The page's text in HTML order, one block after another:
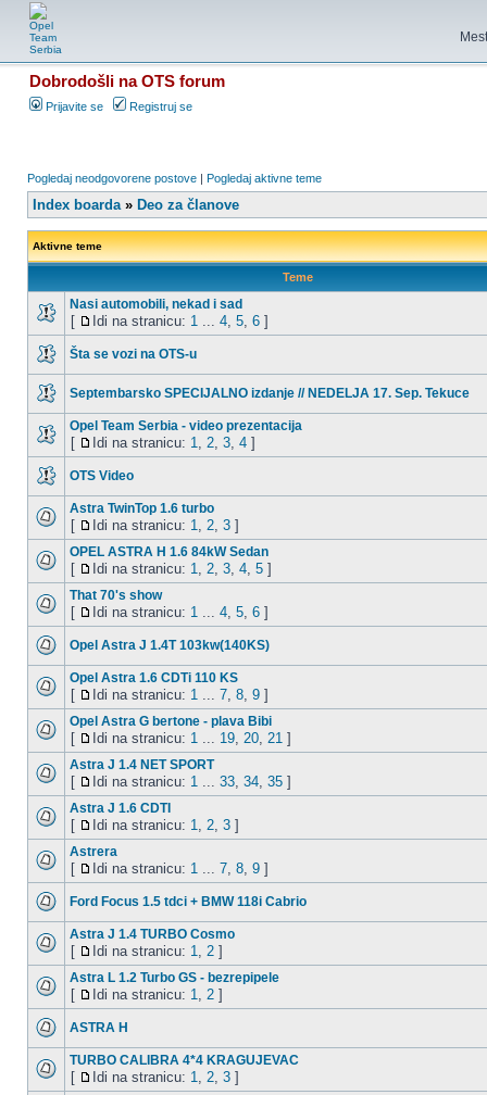
Dobrodošli na OTS forum
Prijavite se Registruj se
Pogledaj neodgovorene postove | Pogledaj aktivne teme
Index boarda» Deo za članove
Aktivne teme
Teme
Nasi automobili, nekad i sad
[ Idi na stranicu: 1 ... 4, 5, 6 ]
Šta se vozi na OTS-u
Septembarsko SPECIJALNO izdanje // NEDELJA 17. Sep. Tekuce
Opel Team Serbia - video prezentacija
[ Idi na stranicu: 1, 2, 3, 4 ]
OTS Video
Astra TwinTop 1.6 turbo
[ Idi na stranicu: 1, 2, 3 ]
OPEL ASTRA H 1.6 84kW Sedan
[ Idi na stranicu: 1, 2, 3, 4, 5 ]
That 70's show
[ Idi na stranicu: 1 ... 4, 5, 6 ]
Opel Astra J 1.4T 103kw(140KS)
Opel Astra 1.6 CDTi 110 KS
[ Idi na stranicu: 1 ... 7, 8, 9 ]
Opel Astra G bertone - plava Bibi
[ Idi na stranicu: 1 ... 19, 20, 21 ]
Astra J 1.4 NET SPORT
[ Idi na stranicu: 1 ... 33, 34, 35 ]
Astra J 1.6 CDTI
[ Idi na stranicu: 1, 2, 3 ]
Astrera
[ Idi na stranicu: 1 ... 7, 8, 9 ]
Ford Focus 1.5 tdci + BMW 118i Cabrio
Astra J 1.4 TURBO Cosmo
[ Idi na stranicu: 1, 2 ]
Astra L 1.2 Turbo GS - bezrepipele
[ Idi na stranicu: 1, 2 ]
ASTRA H
TURBO CALIBRA 4*4 KRAGUJEVAC
[ Idi na stranicu: 1, 2, 3 ]